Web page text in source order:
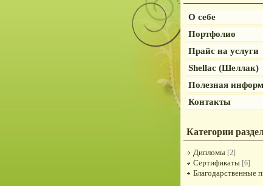
О себе
Портфолио
Прайс на услуги
Shellac (Шеллак)
Полезная
Контакты
Категории
Дипломы [2]
Сертификаты [6]
Благодарственные